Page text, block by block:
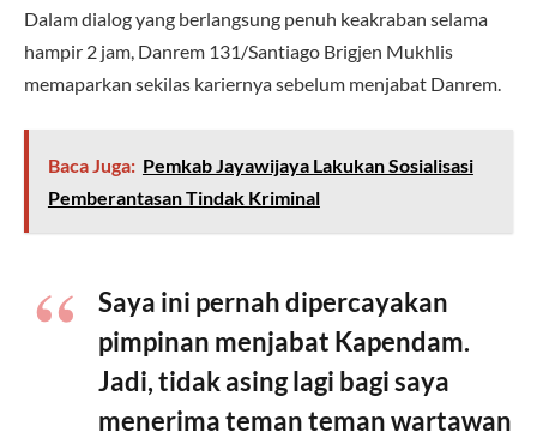
Dalam dialog yang berlangsung penuh keakraban selama
hampir 2 jam, Danrem 131/Santiago Brigjen Mukhlis
memaparkan sekilas kariernya sebelum menjabat Danrem.
Baca Juga: Pemkab Jayawijaya Lakukan Sosialisasi
Pemberantasan Tindak Kriminal
Saya ini pernah dipercayakan
pimpinan menjabat Kapendam.
Jadi, tidak asing lagi bagi saya
menerima teman teman wartawan